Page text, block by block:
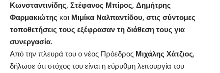
Κωνσταντινίδης, Στέφανος Μπίρος, Δημήτρης
Φαρμακιώτης και Μιμίκα Ναλπαντίδου, στις σύντομες
τοποθετήσεις τους εξέφρασαν τη διάθεση τους για
συνεργασία.
Από την πλευρά του ο νέος Πρόεδρος Μιχάλης Χάτζιος,
δήλωσε ότι στόχος του είναι η εύρυθμη λειτουργία του